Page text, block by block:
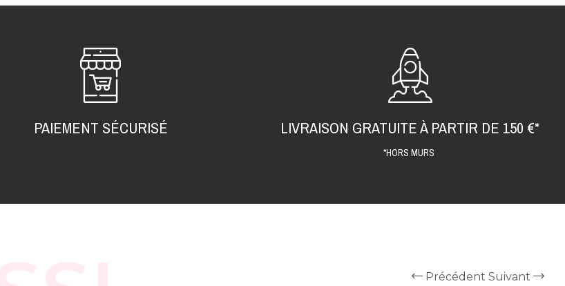
PAIEMENT SÉCURISÉ LIVRAISON GRATUITE À PARTIR DE 150 €*
*HORS MURS
Précédent Suivant